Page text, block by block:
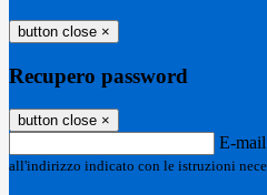
button close ×
Recupero password
button close ×
E-mail
all'indirizzo indicato con le istruzioni